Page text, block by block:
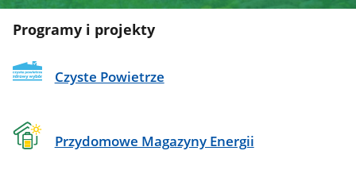
Programy i projekty
Czyste Powietrze
Przydomowe Magazyny Energii